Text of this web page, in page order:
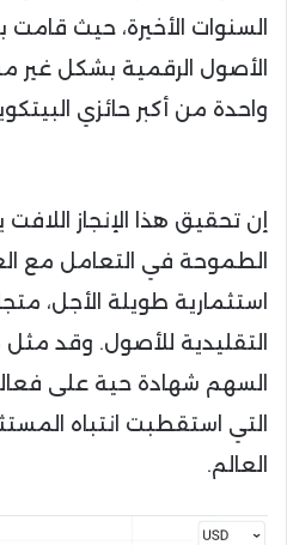
السنوات الأخيرة، حيث
الأصول الرقمية بشكل غير
واحدة من أكبر حائزي
إن تحقيق هذا الإنجاز
الطموحة في التعامل مع
استثمارية طويلة الأجل،
التقليدية للأصول. وقد
السهم شهادة حية على
التي استقطبت انتباه
العالم.